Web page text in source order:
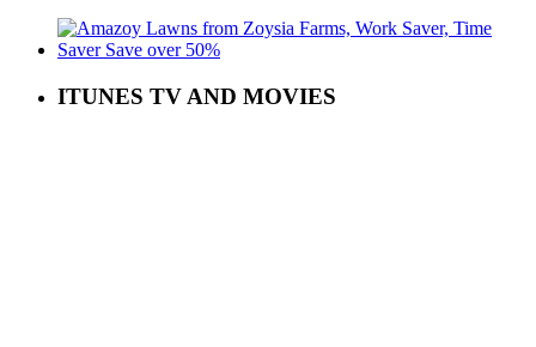
ITUNES TV AND MOVIES